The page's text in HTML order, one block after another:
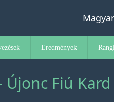
Eredmények
Újonc Fiú Kard